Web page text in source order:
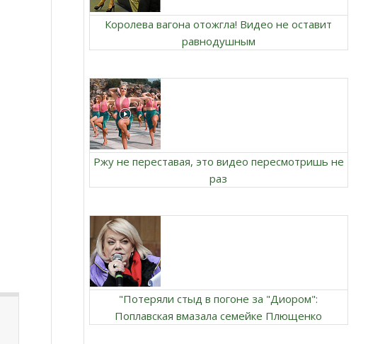
Королева вагона отожгла! Видео не оставит
равнодушным
Ржу не переставая, это видео пересмотришь не
раз
"Потеряли стыд в погоне за "Диором":
Поплавская вмазала семейке Плющенко